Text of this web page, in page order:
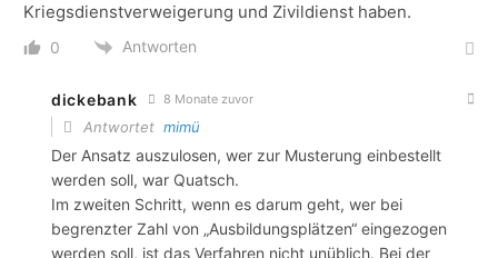
Kriegsdienstverweigerung und Zivildienst haben.
0 Antworten
dickebank 8 Monate zuvor
Antwortet mimü
Der Ansatz auszulosen, wer zur Musterung einbestellt
werden soll, war Quatsch.
Im zweiten Schritt, wenn es darum geht, wer bei
begrenzter Zahl von „Ausbildungsplätzen“ eingezogen
werden soll, ist das Verfahren nicht unüblich. Bei der